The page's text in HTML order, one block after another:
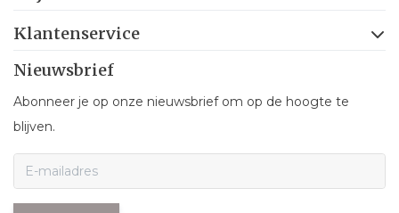
Klantenservice
Nieuwsbrief
Abonneer je op onze nieuwsbrief om op de hoogte te
blijven.